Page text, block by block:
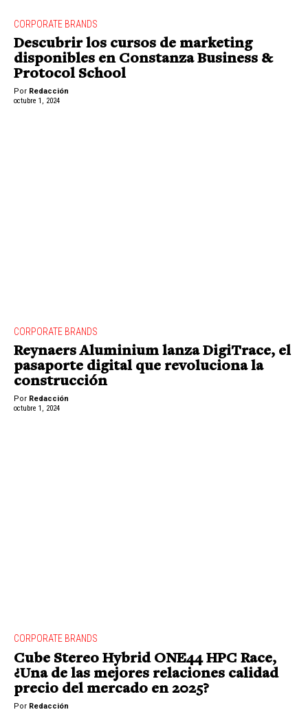
CORPORATE BRANDS
Descubrir los cursos de marketing
disponibles en Constanza Business &
Protocol School
Por Redacción
octubre 1, 2024
CORPORATE BRANDS
Reynaers Aluminium lanza DigiTrace, el
pasaporte digital que revoluciona la
construcción
Por Redacción
octubre 1, 2024
CORPORATE BRANDS
Cube Stereo Hybrid ONE44 HPC Race,
¿Una de las mejores relaciones calidad
precio del mercado en 2025?
Por Redacción